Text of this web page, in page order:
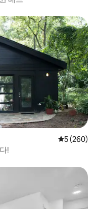
평점 5점(5
5 (260)
!